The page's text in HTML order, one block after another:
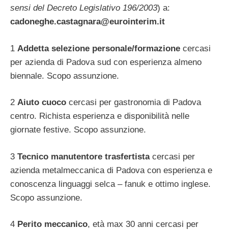
sensi del Decreto Legislativo 196/2003) a:
cadoneghe.castagnara@eurointerim.it
1 Addetta selezione personale/formazione cercasi
per azienda di Padova sud con esperienza almeno
biennale. Scopo assunzione.
2 Aiuto cuoco cercasi per gastronomia di Padova
centro. Richista esperienza e disponibilità nelle
giornate festive. Scopo assunzione.
3 Tecnico manutentore trasfertistacercasi per
azienda metalmeccanica di Padova con esperienza e
conoscenza linguaggi selca – fanuk e ottimo inglese.
Scopo assunzione.
4 Perito meccanico, età max 30 anni cercasi per